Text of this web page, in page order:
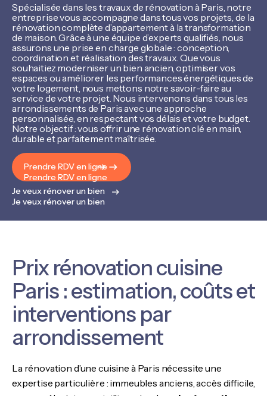
Spécialisée dans les travaux de rénovation à Paris, notre
entreprise vous accompagne dans tous vos projets, de la
rénovation complète d’appartement à la transformation
de maison. Grâce à une équipe d’experts qualifiés, nous
assurons une prise en charge globale : conception,
coordination et réalisation des travaux. Que vous
souhaitiez moderniser un bien ancien, optimiser vos
espaces ou améliorer les performances énergétiques de
votre logement, nous mettons notre savoir-faire au
service de votre projet. Nous intervenons dans tous les
arrondissements de Paris avec une approche
personnalisée, en respectant vos délais et votre budget.
Notre objectif : vous offrir une rénovation clé en main,
durable et parfaitement maîtrisée.
Prendre RDV en ligne
Prendre RDV en ligne
Je veux rénover un bien
Je veux rénover un bien
Prix rénovation cuisine
Paris : estimation, coûts et
interventions par
arrondissement
La rénovation d’une cuisine à Paris nécessite une
expertise particulière : immeubles anciens, accès difficile,